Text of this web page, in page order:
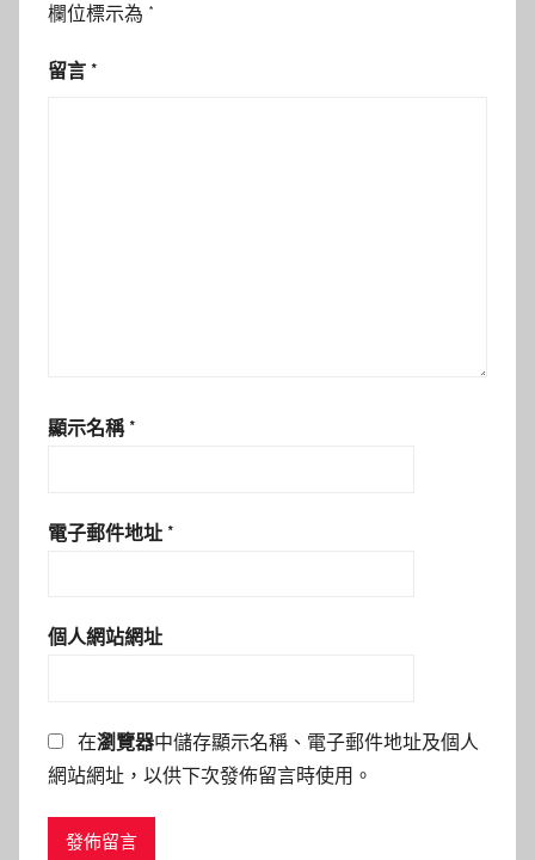
欄位標示為 *
留言 *
顯示名稱 *
電子郵件地址 *
個人網站網址
在瀏覽器中儲存顯示名稱、電子郵件地址及個人
網站網址，以供下次發佈留言時使用。